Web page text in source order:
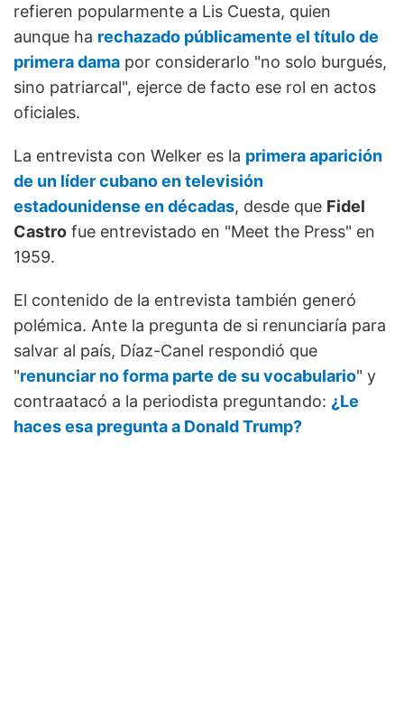
refieren popularmente a Lis Cuesta, quien
aunque ha rechazado públicamente el título de
primera dama por considerarlo "no solo burgués,
sino patriarcal", ejerce de facto ese rol en actos
oficiales.
La entrevista con Welker es la primera aparición
de un líder cubano en televisión
estadounidense en décadas, desde que Fidel
Castro fue entrevistado en "Meet the Press" en
1959.
El contenido de la entrevista también generó
polémica. Ante la pregunta de si renunciaría para
salvar al país, Díaz-Canel respondió que
"renunciar no forma parte de su vocabulario" y
contraatacó a la periodista preguntando: ¿Le
haces esa pregunta a Donald Trump?